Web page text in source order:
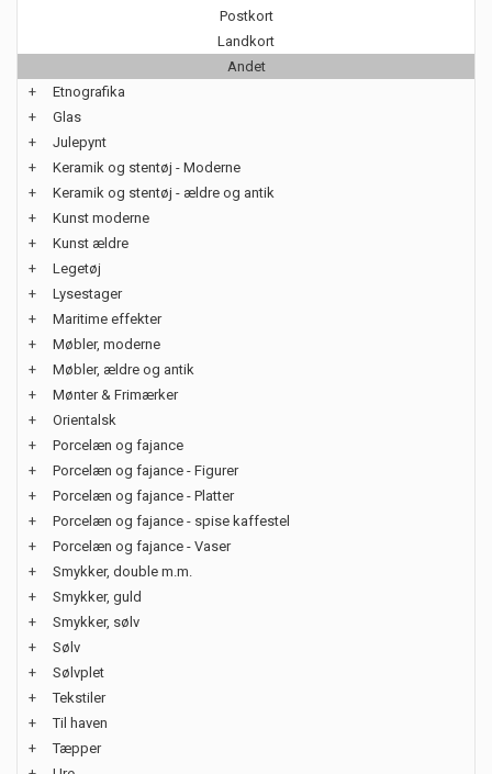
Postkort
Landkort
Andet
+
Etnografika
+
Glas
+
Julepynt
+
Keramik og stentøj - Moderne
+
Keramik og stentøj - ældre og antik
+
Kunst moderne
+
Kunst ældre
+
Legetøj
+
Lysestager
+
Maritime effekter
+
Møbler, moderne
+
Møbler, ældre og antik
+
Mønter & Frimærker
+
Orientalsk
+
Porcelæn og fajance
+
Porcelæn og fajance - Figurer
+
Porcelæn og fajance - Platter
+
Porcelæn og fajance - spise kaffestel
+
Porcelæn og fajance - Vaser
+
Smykker, double m.m.
+
Smykker, guld
+
Smykker, sølv
+
Sølv
+
Sølvplet
+
Tekstiler
+
Til haven
+
Tæpper